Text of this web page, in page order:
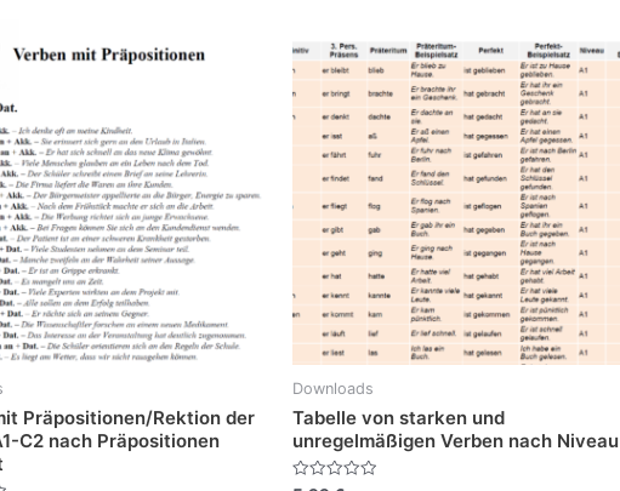
Präpositionen/Rektion der
C2 nach Präpositionen
Downloads
Tabelle von starken und
unregelmäßigen Verben nach Niveau